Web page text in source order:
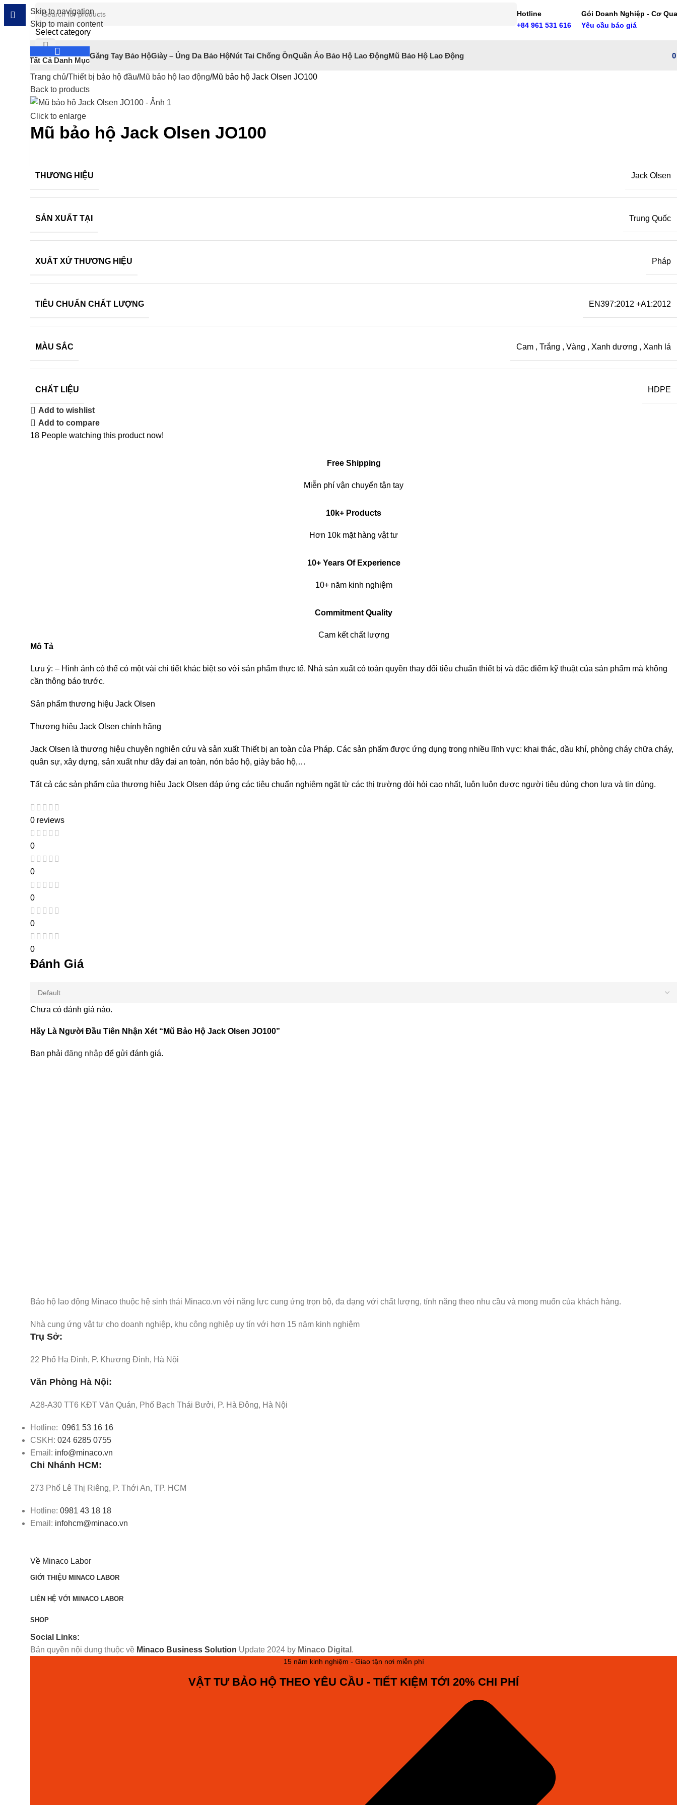
Skip to navigation
Skip to main content
Select category
Hotline
+84 961 531 616
Gói Doanh Nghiệp - Cơ
Yêu cầu báo giá
Tất Cả Danh Mục
Găng Tay Bảo HộGiày – Ủng Da Bảo HộNút Tai Chống ỒnQuần Áo Bảo Hộ Lao ĐộngMũ Bảo Hộ Lao Động
Trang chủ Thiết bị bảo hộ đầu Mũ bảo hộ lao động Mũ bảo hộ Jack Olsen JO100
Back to products
Click to enlarge
Mũ bảo hộ Jack Olsen JO100
THƯƠNG HIỆU Jack Olsen
SẢN XUẤT TẠI Trung Quốc
XUẤT XỨ THƯƠNG HIỆU Pháp
TIÊU CHUẨN CHẤT LƯỢNG EN397:2012 +A1:2012
MÀU SẮC Cam , Trắng , Vàng , Xanh dương , Xanh lá
CHẤT LIỆU HDPE
Add to wishlist
Add to compare
18 People watching this product now!
Free Shipping
Miễn phí vận chuyển tận tay
10k+ Products
Hơn 10k mặt hàng vật tư
10+ Years Of Experience
10+ năm kinh nghiệm
Commitment Quality
Cam kết chất lượng
Mô Tả
Lưu ý: – Hình ảnh có thể có một vài chi tiết khác biệt so với sản phẩm thực tế. Nhà sản xuất có toàn quyền thay đổi tiêu chuẩn thiết bị và đặc điểm kỹ thuật của sản phẩm mà không
cần thông báo trước.
Sản phẩm thương hiệu Jack Olsen
Thương hiệu Jack Olsen chính hãng
Jack Olsen là thương hiệu chuyên nghiên cứu và sản xuất Thiết bị an toàn của Pháp. Các sản phẩm được ứng dụng trong nhiều lĩnh vực: khai thác, dầu khí, phòng cháy chữa cháy,
quân sự, xây dựng, sản xuất như dây đai an toàn, nón bảo hộ, giày bảo hộ,…
Tất cả các sản phẩm của thương hiệu Jack Olsen đáp ứng các tiêu chuẩn nghiêm ngặt từ các thị trường đòi hỏi cao nhất, luôn luôn được người tiêu dùng chọn lựa và tin dùng.
0 reviews
0
0
0
0
0
Đánh Giá
Chưa có đánh giá nào.
Hãy Là Người Đầu Tiên Nhận Xét “Mũ Bảo Hộ Jack Olsen JO100”
Bạn phải đăng nhập để gửi đánh giá.
Bảo hộ lao động Minaco thuộc hệ sinh thái Minaco.vn với năng lực cung ứng trọn bộ, đa dạng với chất lượng, tính năng theo nhu cầu và mong muốn của khách hàng.
Nhà cung ứng vật tư cho doanh nghiệp, khu công nghiệp uy tín với hơn 15 năm kinh nghiệm
Trụ Sở:
22 Phố Hạ Đình, P. Khương Đình, Hà Nội
Văn Phòng Hà Nội:
A28-A30 TT6 KĐT Văn Quán, Phố Bạch Thái Bưởi, P. Hà Đông, Hà Nội
Hotline: 0961 53 16 16
CSKH: 024 6285 0755
Email: info@minaco.vn
Chi Nhánh HCM:
273 Phố Lê Thị Riêng, P. Thới An, TP. HCM
Hotline: 0981 43 18 18
Email: infohcm@minaco.vn
Về Minaco Labor
GIỚI THIỆU MINACO LABOR
LIÊN HỆ VỚI MINACO LABOR
SHOP
Social Links:
Bản quyền nội dung thuộc về Minaco Business Solution Update 2024 by Minaco Digital .
15 năm kinh nghiệm - Giao tận nơi miễn phí
VẬT TƯ BẢO HỘ THEO YÊU CẦU - TIẾT KIỆM TỚI 20% CHI PHÍ